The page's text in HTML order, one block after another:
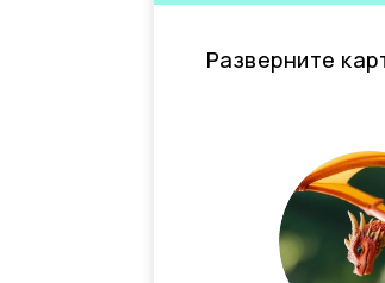
Разверните